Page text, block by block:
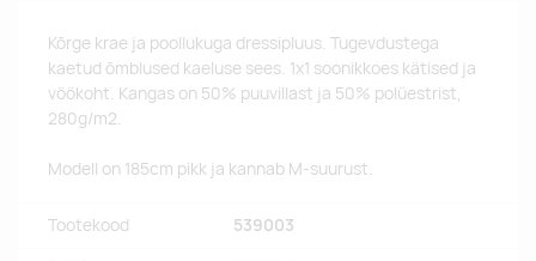
Kõrge krae ja poollukuga dressipluus. Tugevdustega
kaetud õmblused kaeluse sees. 1x1 soonikkoes kätised ja
vöökoht. Kangas on 50% puuvillast ja 50% polüestrist,
280g/m2.
Modell on 185cm pikk ja kannab M-suurust.
Tootekood 539003